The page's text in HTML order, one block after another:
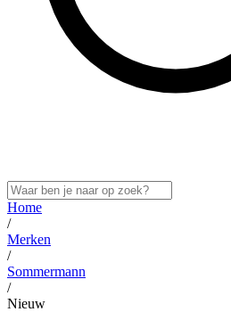
Home
/
Merken
/
Sommermann
/
Nieuw